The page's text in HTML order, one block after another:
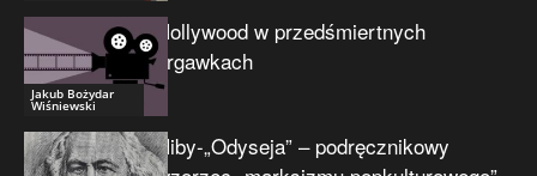
Jakub Bożydar
Wiśniewski
Hollywood w przedśmiertnych
drgawkach
Niby-„Odyseja” – podręcznikowy